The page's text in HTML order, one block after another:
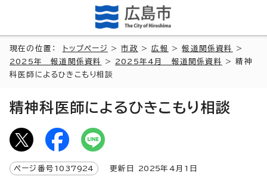
現在の位置： トップページ >市政 >広報 >報道関係資料
>
2025年 報道関係資料
> 2025年4月 報道関係資料
> 精神
科医師によるひきこもり相談
精神科医師によるひきこもり相談
ページ番号 1037924 更新日 2025年4月1日